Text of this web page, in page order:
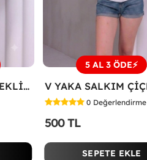
V YAKA SALKIM ÇİÇEKLİ TİŞÖRT Siyah
5 AL 3 ÖDE⚡
0 Değerlendirme
500 TL
SEPETE EKLE